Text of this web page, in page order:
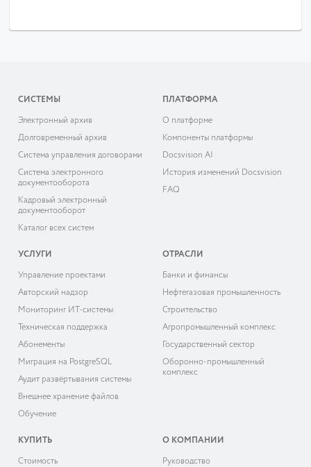
СИСТЕМЫ
Электронный архив
Долговременный архив
Система управления договорами
Система электронного
документооборота
Кадровый электронный
документооборот
Каталог всех систем
ПЛАТФОРМА
О платформе
Компоненты платформы
Docsvision AI
История изменений Docsvision
FAQ
УСЛУГИ
Управление проектами
Авторский надзор
Мониторинг ИТ-системы
Техническая поддержка
Абонементы
Миграция на PostgreSQL
Аудит развёртывания системы
Внешнее хранение файлов
Обучение
ОТРАСЛИ
Банки и финансы
Нефтегазовая промышленность
Строительство
Агропромышленный комплекс
Государственный сектор
Оборонно-промышленный
комплекс
КУПИТЬ
Cтоимость
О КОМПАНИИ
Руководство